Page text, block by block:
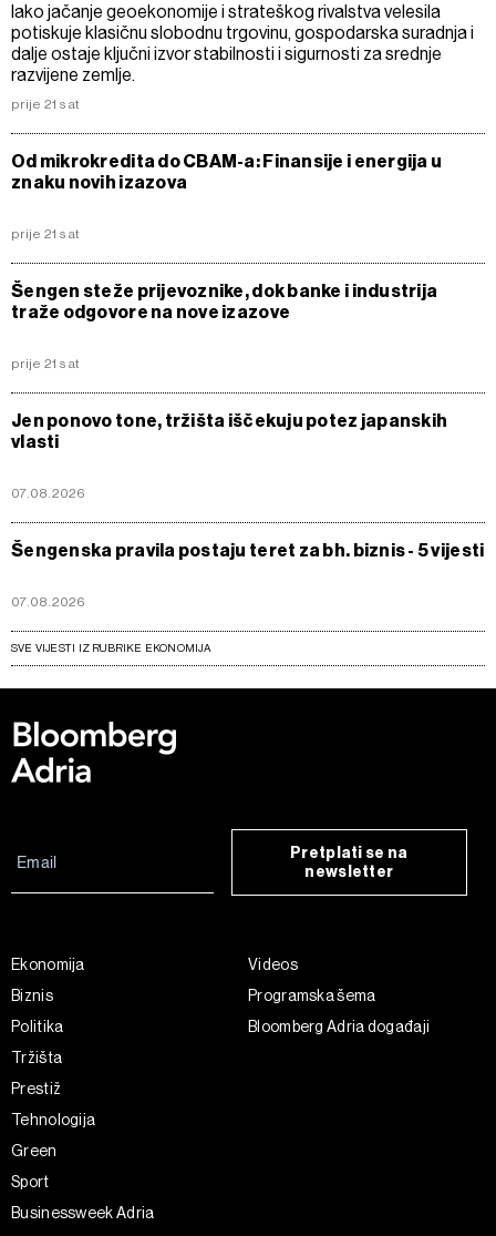
Iako jačanje geoekonomije i strateškog rivalstva velesila
potiskuje klasičnu slobodnu trgovinu, gospodarska suradnja i
dalje ostaje ključni izvor stabilnosti i sigurnosti za srednje
razvijene zemlje.
prije 21 sat
Od mikrokredita do CBAM-a: Finansije i energija u
znaku novih izazova
prije 21 sat
Šengen steže prijevoznike, dok banke i industrija
traže odgovore na nove izazove
prije 21 sat
Jen ponovo tone, tržišta iščekuju potez japanskih
vlasti
07.08.2026
Šengenska pravila postaju teret za bh. biznis - 5 vijesti
07.08.2026
SVE VIJESTI IZ RUBRIKE EKONOMIJA
Pretplati se na
newsletter
Ekonomija
Biznis
Politika
Tržišta
Prestiž
Tehnologija
Green
Sport
Businessweek Adria
Videos
Programska šema
Bloomberg Adria događaji